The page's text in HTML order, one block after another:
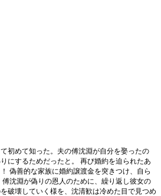
初めて知った。夫の傅沈淵が自分を娶ったの
にするためだったと。 再び婚約を迫られたあ
偽善的な家族に婚約譲渡金を突きつけ、自ら
沈淵が偽りの恩人のために、繰り返し彼女の
破壊していく様を、沈清歓は冷めた目で見つめ